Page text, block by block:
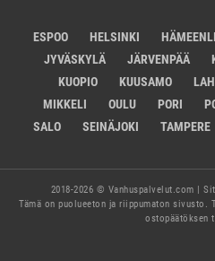
ESPOO HELSINKI
JYVÄSKYLÄ
JÄRVENPÄÄ
KUOPIO
KUUSAMO
MIKKELI
OULU PORI
SALO
SEINÄJOKI TAMPERE
2018-2026 © Vanhuspalvelut.com |
Tämä on puolueeton ja riippumaton sivusto.
ostopäätöksen